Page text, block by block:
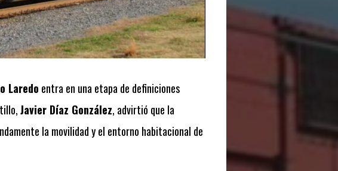
Laredo entra en una etapa de definiciones
Javier Díaz González, advirtió que la
la movilidad y el entorno habitacional de